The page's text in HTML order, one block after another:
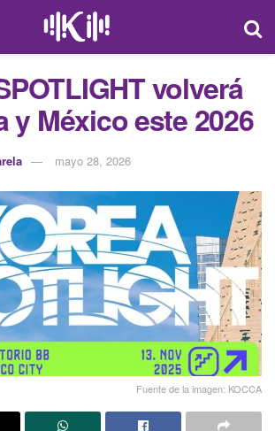
volverá
y México este 2026
mayo 28, 2026
Fuente de la imagen: KOCCA